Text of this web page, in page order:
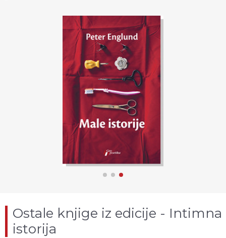
Ostale knjige iz edicije - Intimna
istorija